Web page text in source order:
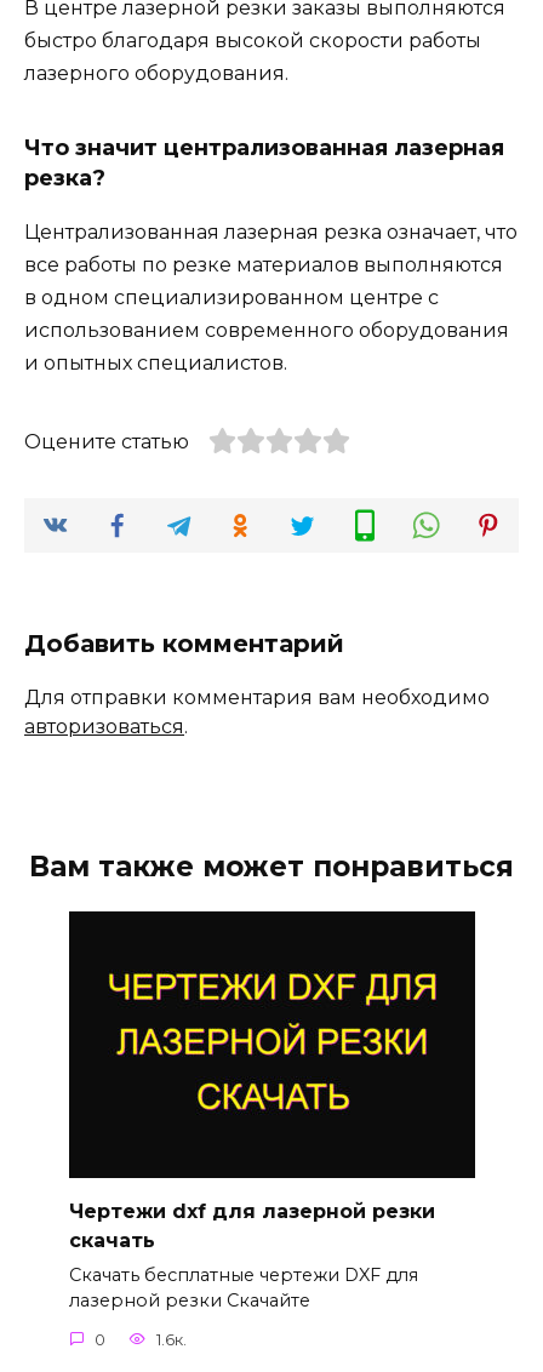
В центре лазерной резки заказы выполняются
быстро благодаря высокой скорости работы
лазерного оборудования.
Что значит централизованная лазерная
резка?
Централизованная лазерная резка означает, что
все работы по резке материалов выполняются
в одном специализированном центре с
использованием современного оборудования
и опытных специалистов.
Оцените статью
Добавить комментарий
Для отправки комментария вам необходимо
авторизоваться.
Вам также может понравиться
Чертежи dxf для лазерной резки
скачать
Скачать бесплатные чертежи DXF для
лазерной резки Скачайте
0 1.6к.